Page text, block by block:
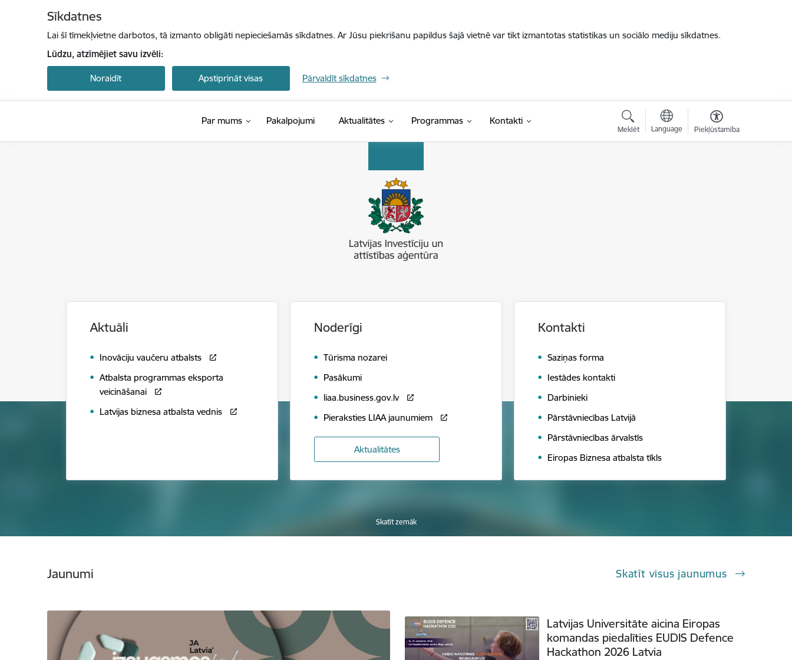
Sīkdatnes
Lai šī tīmekļvietne darbotos, tā izmanto obligāti nepieciešamās sīkdatnes. Ar Jūsu piekrišanu papildus šajā vietnē var tikt izmantotas statistikas un sociālo mediju sīkdatnes.
Lūdzu, atzīmējiet savu izvēli:
Noraidīt Apstiprināt visas Pārvaldīt sīkdatnes
Par mums Pakalpojumi Aktualitātes Programmas Kontakti
Meklēt Language Piekļūstamība
Aktuāli
Inovāciju vaučeru atbalsts
Atbalsta programmas eksporta
veicināšanai
Latvijas biznesa atbalsta vednis
Noderīgi
Tūrisma nozarei
Pasākumi
liaa.business.gov.lv
Pieraksties LIAA jaunumiem
Aktualitātes
Kontakti
Saziņas forma
Iestādes kontakti
Darbinieki
Pārstāvniecības Latvijā
Pārstāvniecības ārvalstīs
Eiropas Biznesa atbalsta tīkls
Skatīt zemāk
Jaunumi Skatīt visus jaunumus
Latvijas Universitāte aicina Eiropas
komandas piedalīties EUDIS Defence
Hackathon 2026 Latvia